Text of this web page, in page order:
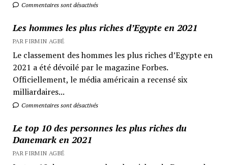
Commentaires sont désactivés
Les hommes les plus riches d’Egypte en 2021
PAR FIRMIN AGBÉ
Le classement des hommes les plus riches d’Egypte en
2021 a été dévoilé par le magazine Forbes.
Officiellement, le média américain a recensé six
milliardaires...
Commentaires sont désactivés
Le top 10 des personnes les plus riches du
Danemark en 2021
PAR FIRMIN AGBÉ